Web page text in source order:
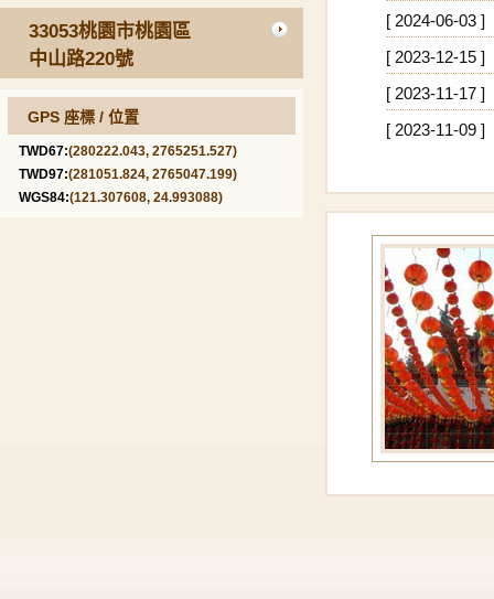
33053桃園市桃園區
中山路220號
GPS 座標 / 位置
TWD67:(280222.043, 2765251.527)
TWD97:(281051.824, 2765047.199)
WGS84:(121.307608, 24.993088)
[ 2024-06-03 ]
[ 2023-12-15 ]
[ 2023-11-17 ]
[ 2023-11-09 ]
[ 2024-08-12 ]
[ 2024-06-03 ]
[ 2023-12-15 ]
[ 2023-11-17 ]
[ 2023-11-09 ]
[ 2023-09-13 ]